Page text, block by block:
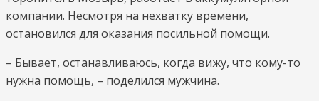
компании. Несмотря на нехватку времени,
остановился для оказания посильной помощи.
– Бывает, останавливаюсь, когда вижу, что кому-то
нужна помощь, – поделился мужчина.